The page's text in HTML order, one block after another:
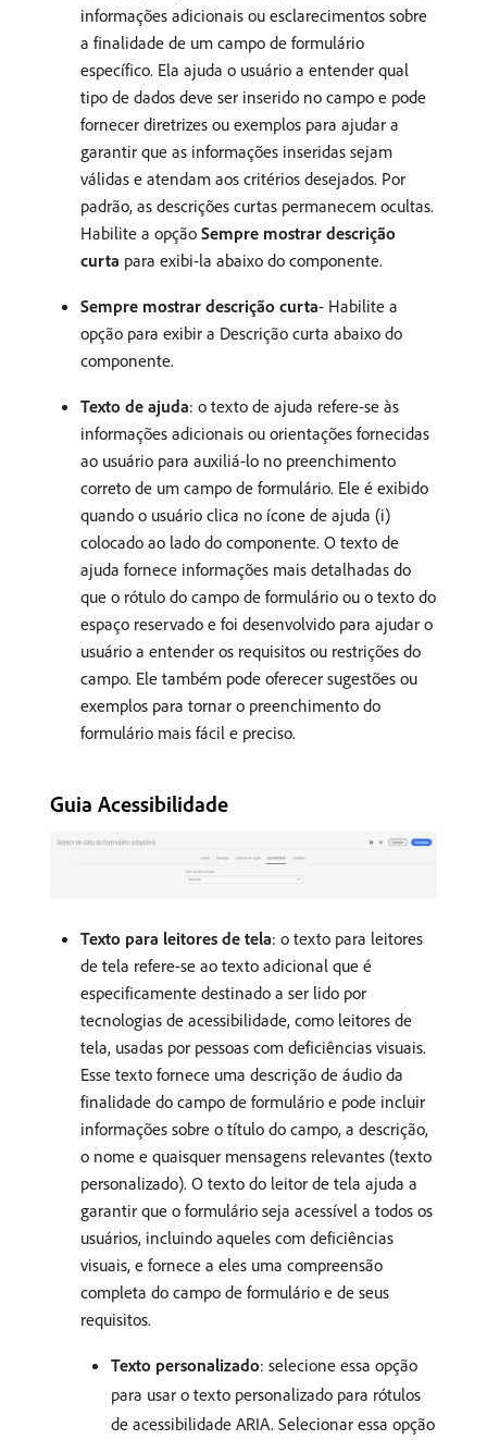
informações adicionais ou esclarecimentos sobre
a finalidade de um campo de formulário
específico. Ela ajuda o usuário a entender qual
tipo de dados deve ser inserido no campo e pode
fornecer diretrizes ou exemplos para ajudar a
garantir que as informações inseridas sejam
válidas e atendam aos critérios desejados. Por
padrão, as descrições curtas permanecem ocultas.
Habilite a opção Sempre mostrar descrição
curta para exibi-la abaixo do componente.
Sempre mostrar descrição curta- Habilite a
opção para exibir a Descrição curta abaixo do
componente.
Texto de ajuda: o texto de ajuda refere-se às
informações adicionais ou orientações fornecidas
ao usuário para auxiliá-lo no preenchimento
correto de um campo de formulário. Ele é exibido
quando o usuário clica no ícone de ajuda (i)
colocado ao lado do componente. O texto de
ajuda fornece informações mais detalhadas do
que o rótulo do campo de formulário ou o texto do
espaço reservado e foi desenvolvido para ajudar o
usuário a entender os requisitos ou restrições do
campo. Ele também pode oferecer sugestões ou
exemplos para tornar o preenchimento do
formulário mais fácil e preciso.
Guia Acessibilidade
Texto para leitores de tela: o texto para leitores
de tela refere-se ao texto adicional que é
especificamente destinado a ser lido por
tecnologias de acessibilidade, como leitores de
tela, usadas por pessoas com deficiências visuais.
Esse texto fornece uma descrição de áudio da
finalidade do campo de formulário e pode incluir
informações sobre o título do campo, a descrição,
o nome e quaisquer mensagens relevantes (texto
personalizado). O texto do leitor de tela ajuda a
garantir que o formulário seja acessível a todos os
usuários, incluindo aqueles com deficiências
visuais, e fornece a eles uma compreensão
completa do campo de formulário e de seus
requisitos.
Texto personalizado: selecione essa opção
para usar o texto personalizado para rótulos
de acessibilidade ARIA. Selecionar essa opção